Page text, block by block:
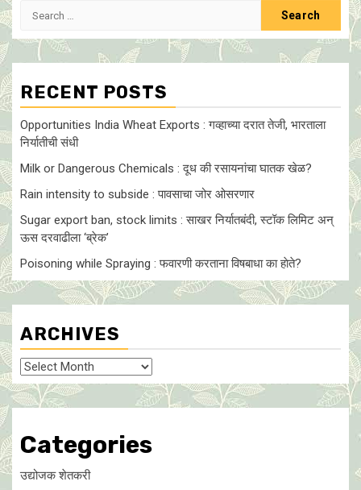
Search
RECENT POSTS
Opportunities India Wheat Exports : गव्हाच्या दरात तेजी, भारताला
निर्यातीची संधी
Milk or Dangerous Chemicals : दूध की रसायनांचा घातक खेळ?
Rain intensity to subside : पावसाचा जोर ओसरणार
Sugar export ban, stock limits : साखर निर्यातबंदी, स्टॉक लिमिट अन्
ऊस दरवाढीला ‘ब्रेक’
Poisoning while Spraying : फवारणी करताना विषबाधा का हाेते?
ARCHIVES
Archives
Categories
उद्योजक शेतकरी